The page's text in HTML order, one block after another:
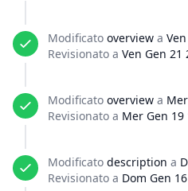
Modificato overview a
Revisionato a Ven Gen 21
Modificato overview a
Revisionato a Mer Gen 19
Modificato description a
Revisionato a Dom Gen